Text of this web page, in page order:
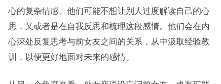
心的复杂情感。他们可能不想让别人过度解读自己的心
思，又或者是在自我反思和梳理这段感情。他们会在内
心深处反复思考与前女友之间的关系，从中汲取经验教
训，以便更好地面对未来的感情。